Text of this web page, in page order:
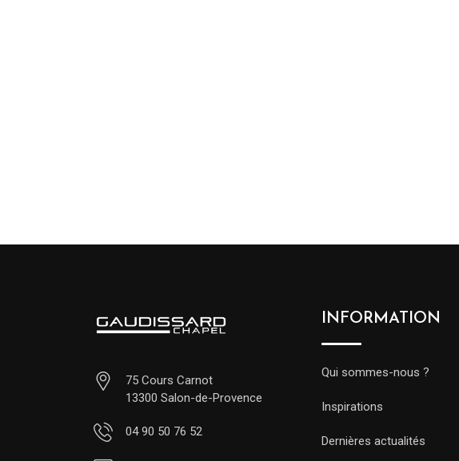
75 Cours Carnot
13300 Salon-de-Provence
04 90 50 76 52
INFORMATION
Qui sommes-nous ?
Inspirations
Dernières actualités